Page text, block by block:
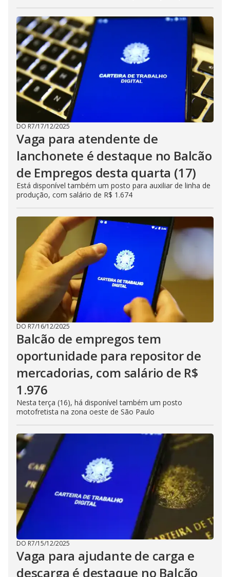
DO R7/17/12/2025
Vaga para atendente de
lanchonete é destaque no Balcão
de Empregos desta quarta (17)
Está disponível também um posto para auxiliar de linha de
produção, com salário de R$ 1.674
DO R7/16/12/2025
Balcão de empregos tem
oportunidade para repositor de
mercadorias, com salário de R$
1.976
Nesta terça (16), há disponível também um posto
motofretista na zona oeste de São Paulo
DO R7/15/12/2025
Vaga para ajudante de carga e
descarga é destaque no Balcão